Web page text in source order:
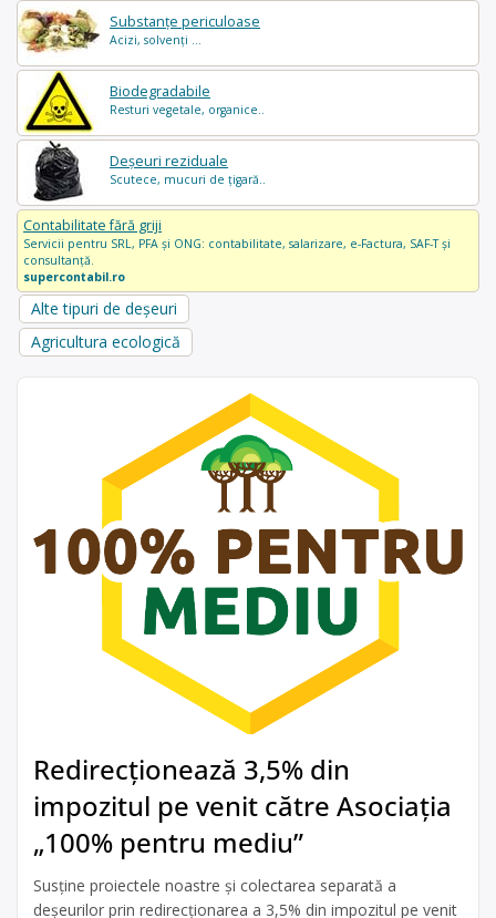
Substanțe periculoase
Acizi, solvenți ...
Biodegradabile
Resturi vegetale, organice..
Deșeuri reziduale
Scutece, mucuri de țigară..
Contabilitate fără griji
Servicii pentru SRL, PFA și ONG: contabilitate, salarizare, e-Factura, SAF-T și
consultanță.
supercontabil.ro
Alte tipuri de deșeuri
Agricultura ecologică
Redirecționează 3,5% din
impozitul pe venit către Asociația
„100% pentru mediu”
Susține proiectele noastre și colectarea separată a
deșeurilor prin redirecționarea a 3,5% din impozitul pe venit